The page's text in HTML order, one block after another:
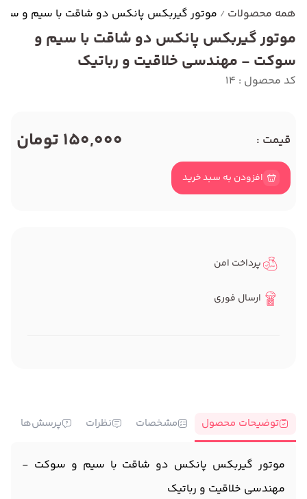
همه محصولات / موتور گیربکس پانکس دو شاقت با سیم و
موتور گیربکس پانکس دو شاقت با سیم و
سوکت - مهندسی خلاقیت و رباتیک
کد محصول : 14
قیمت : 150,000 تومان
افزودن به سبد خرید
پرداخت امن
ارسال فوری
توضیحات محصول مشخصات نظرات پرسش‌ها
موتور گیربکس پانکس دو شاقت با سیم و سوکت -
مهندسی خلاقیت و رباتیک